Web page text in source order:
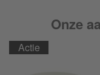
Onze
Actie